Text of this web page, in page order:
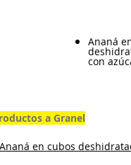
Ananá
con
a Granel
Ananá en cubos